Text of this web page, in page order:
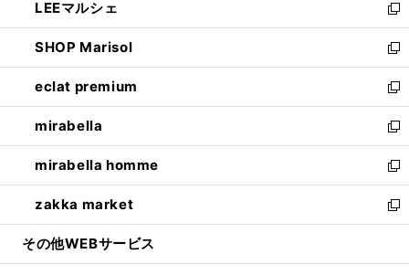
く
で
開
く
ド
ウ
で
開
く
ィ
ン
ド
ウ
で
開
く
い
ウ
ィ
ン
ド
ウ
で
開
く
LEEマルシェ
新
し
い
ウ
ィ
ン
ド
ウ
で
開
く
SHOP Marisol
新
し
い
ウ
ィ
ン
ド
ウ
で
開
eclat premium
新
し
い
ウ
ィ
ン
ド
ウ
開
mirabella
新
し
い
ウ
ィ
ン
ウ
mirabella homme
新
し
い
ウ
ン
zakka market
新
し
ウ
その他WEBサービス